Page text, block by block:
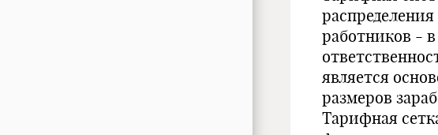
работников -
является
размеров
Тарифная